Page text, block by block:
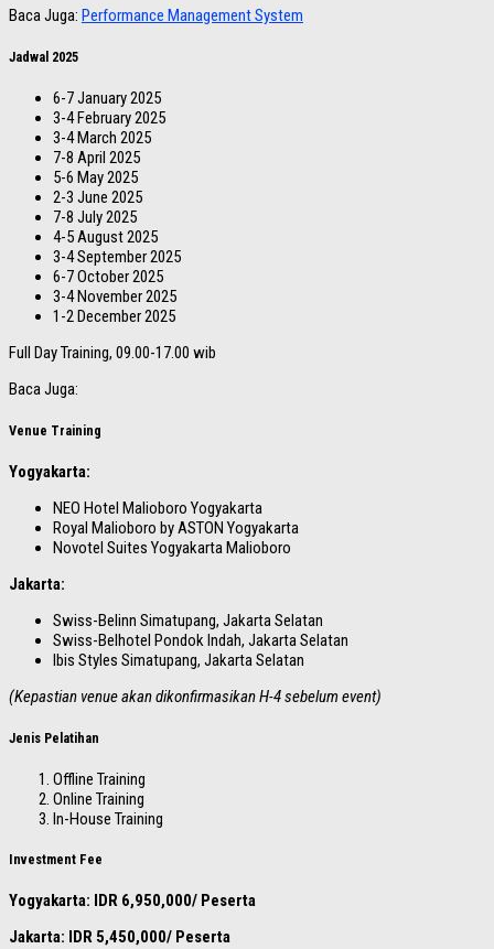
Baca Juga: Performance Management System
Jadwal 2025
6-7 January 2025
3-4 February 2025
3-4 March 2025
7-8 April 2025
5-6 May 2025
2-3 June 2025
7-8 July 2025
4-5 August 2025
3-4 September 2025
6-7 October 2025
3-4 November 2025
1-2 December 2025
Full Day Training, 09.00-17.00 wib
Baca Juga:
Venue Training
Yogyakarta:
NEO Hotel Malioboro Yogyakarta
Royal Malioboro by ASTON Yogyakarta
Novotel Suites Yogyakarta Malioboro
Jakarta:
Swiss-Belinn Simatupang, Jakarta Selatan
Swiss-Belhotel Pondok Indah, Jakarta Selatan
Ibis Styles Simatupang, Jakarta Selatan
(Kepastian venue akan dikonfirmasikan H-4 sebelum event)
Jenis Pelatihan
Offline Training
Online Training
In-House Training
Investment Fee
Yogyakarta: IDR 6,950,000/ Peserta
Jakarta: IDR 5,450,000/ Peserta